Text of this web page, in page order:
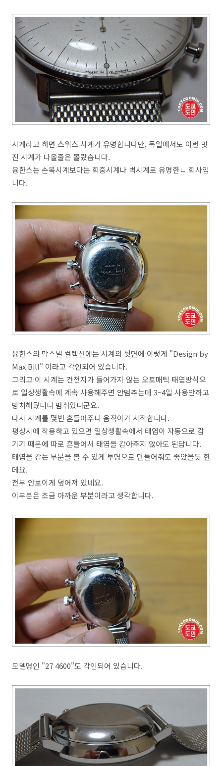
시계라고 하면 스위스 시계가 유명합니다만, 독일에서도 이런 멋
진 시계가 나올줄은 몰랐습니다.
융한스는 손목시계보다는 회중시계나 벽시계로 유명한ㄴ 회사입
니다.
융한스의 막스빌 컬렉션에는 시계의 뒷면에 이렇게 "Design by
Max Bill" 이라고 각인되어 있습니다.
그리고 이 시계는 건전지가 들어가지 않는 오토매틱 태엽방식으
로 일상생활속에 계속 사용해주면 안멈추는데 3~4일 사용안하고
방치해뒀더니 멈춰있더군요.
다시 시계를 몇번 흔들어주니 움직이기 시작합니다.
평상시에 착용하고 있으면 일상생활속에서 태엽이 자동으로 감
기기 때문에 따로 흔들어서 태엽을 감아주지 않아도 된답니다.
태엽을 감는 부분을 볼 수 있게 투명으로 만들어줘도 좋았을듯 한
데요.
전부 안보이게 덮어져 있네요.
이부분은 조금 아까운 부분이라고 생각합니다.
모델명인 "27 4600"도 각인되어 있습니다.